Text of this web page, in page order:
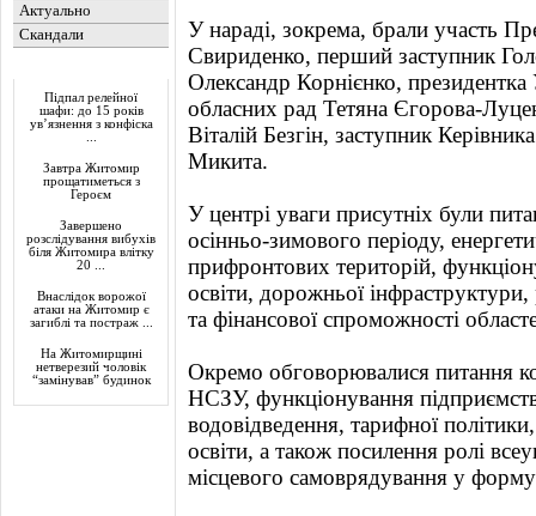
Актуально
Скандали
Підпал релейної
шафи: до 15 років
ув’язнення з конфіска
Завтра Житомир
прощатиметься з
Героєм
Завершено
розслідування вибухів
біля Житомира влітку
20 ...
Внаслідок ворожої
атаки на Житомир є
загиблі та постраж ...
На Житомирщині
нетверезий чоловік
“замінував” будинок
У нараді, зокрема, брали участь
Свириденко, перший заступник
Олександр Корнієнко, президентка
обласних рад Тетяна Єгорова-
Віталій Безгін, заступник
Микита.
У центрі уваги присутніх були
осінньо-зимового періоду,
прифронтових територій,
освіти, дорожньої
та фінансової спроможності
Окремо обговорювалися питання
НСЗУ, функціонування
водовідведення, тарифної
освіти, а також посилення ролі
місцевого самоврядування у